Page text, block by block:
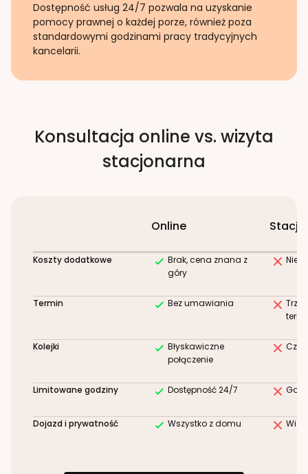
Dostępność usług 24/7 pozwala na uzyskanie
pomocy prawnej o każdej porze, również poza
standardowymi godzinami pracy tradycyjnych
kancelarii.
Konsultacja online vs. wizyta
stacjonarna
Online
Koszty dodatkowe
Brak, cena znana z
góry
Termin Bez umawiania
Kolejki
Błyskawiczne
połączenie
Limitowane godziny Dostępność 24/7
Dojazd i prywatność Wszystko z domu